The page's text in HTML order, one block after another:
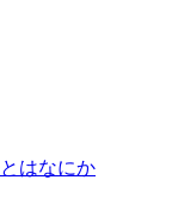
はなにか